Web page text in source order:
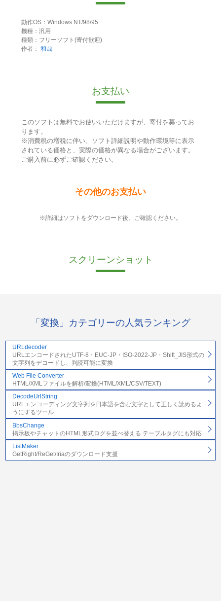
動作OS：Windows NT/98/95
機種：汎用
種類：フリーソフト(寄付歓迎)
作者： 和哉
お支払い
このソフトは無料でお使いいただけますが、寄付を募ってお
ります。
※消費税の増税に伴い、ソフト詳細説明や動作環境等に表示
されている価格と、実際の価格が異なる場合がございます。
ご購入前に必ずご確認ください。
その他のお支払い
※詳細はソフトをダウンロード後、ご確認ください。
スクリーンショット
「変換」カテゴリーの人気ランキング
URLdecoder
URLエンコードされたUTF-8・EUC-JP・ISO-2022-JP・Shift_JIS形式の
文字列をデコードし、判読可能に変換
Web File Converter
HTML/XMLファイルを解析/変換(HTML/XML/CSV/TEXT)
DecodeUrlString
URLエンコーディング文字列を日本語を含む文字として正しく読めるよ
うにするツール
BbsChange
掲示板やチャットのHTML形式ログを並べ替える テーブルタグにも対応
ListMaker
GetRight/ReGet/Iriaのダウンロード支援